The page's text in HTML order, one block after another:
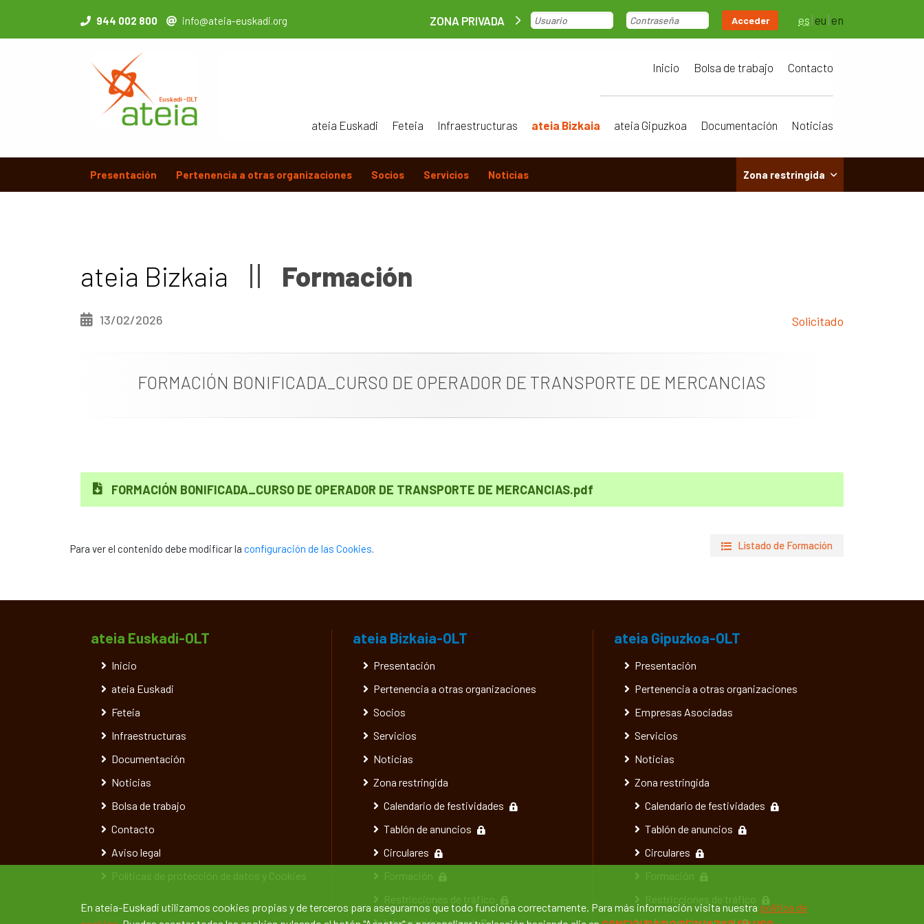
944 002 800 info@ateia-euskadi.org ZONA PRIVADA Acceder es eu en
Inicio Bolsa de trabajo Contacto
ateia Euskadi Feteia Infraestructuras ateia Bizkaia ateia Gipuzkoa Documentación Noticias
Presentación Pertenencia a otras organizaciones Socios Servicios Noticias Zona restringida
ateia Bizkaia Formación
13/02/2026 Solicitado
FORMACIÓN BONIFICADA_CURSO DE OPERADOR DE TRANSPORTE DE MERCANCIAS
FORMACIÓN BONIFICADA_CURSO DE OPERADOR DE TRANSPORTE DE MERCANCIAS.pdf
Para ver el contenido debe modificar la configuración de las Cookies. Listado de Formación
ateia Euskadi-OLT
Inicio
ateia Euskadi
Feteia
Infraestructuras
Documentación
Noticias
Bolsa de trabajo
Contacto
Aviso legal
Políticas de protección de datos y Cookies
ateia Bizkaia-OLT
Presentación
Pertenencia a otras organizaciones
Socios
Servicios
Noticias
Zona restringida
Calendario de festividades
Tablón de anuncios
Circulares
Formación
Restricciones de tráfico
ateia Gipuzkoa-OLT
Presentación
Pertenencia a otras organizaciones
Empresas Asociadas
Servicios
Noticias
Zona restringida
Calendario de festividades
Tablón de anuncios
Circulares
Formación
Restricciones de tráfico
En ateia-Euskadi utilizamos cookies propias y de terceros para asegurarnos que todo funciona correctamente. Para más información visita nuestra política de